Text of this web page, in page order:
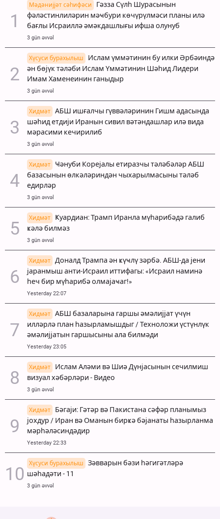
Мәдәнијјәт сәһифәси
Гәзза Сүлһ Шурасынын
фәләстинлиләрин мәҹбури көчүрүлмәси планы илә
бағлы Исраиллә әмәкдашлығы ифша олунуб
3 gün əvvəl
Хүсуси бурахылыш
Ислам үммәтинин бу илки Әрбәиндә
ән бөјүк тәләби Ислам Үммәтинин Шәһид Лидери
Имам Хаменеинин ганыдыр
3 gün əvvəl
Хидмәт
АБШ ишғалчы гүввәләринин Гишм адасында
шәһид етдији Иранын сивил вәтәндашлар илә вида
мәрасими кечирилиб
3 gün əvvəl
Хидмәт
Ҹәнуби Корејалы етиразчы тәләбәләр АБШ
базасынын өлкәләриндән чыхарылмасыны тәләб
едирләр
3 gün əvvəl
Хидмәт
Ҝуардиан: Трамп Иранла мүһарибәдә галиб
ҝәлә билмәз
3 gün əvvəl
Хидмәт
Доналд Трампа ән ҝүҹлү зәрбә. АБШ-да јени
јаранмыш анти-Исраил иттифагы: «Исраил наминә
һеч бир мүһарибә олмајаҹаг!»
Yesterday 22:07
Хидмәт
АБШ базаларына гаршы әмәлијјат үчүн
илләрлә план һазырламышдыг / Техноложи үстүнлүк
әмәлијјатын гаршысыны ала билмәди
Yesterday 23:05
Хидмәт
Ислам Аләми вә Шиә Дүнјасынын сечилмиш
визуал хәбәрләри - Видео
3 gün əvvəl
Хидмәт
Бәгаји: Гәтәр вә Пакистана сәфәр планымыз
јохдур / Иран вә Оманын бирҝә бәјанаты һазырланма
мәрһәләсиндәдир
Yesterday 22:33
Хүсуси бурахылыш
Зәвварын бәзи һәгигәтләрә
шәһадәти - 11
3 gün əvvəl